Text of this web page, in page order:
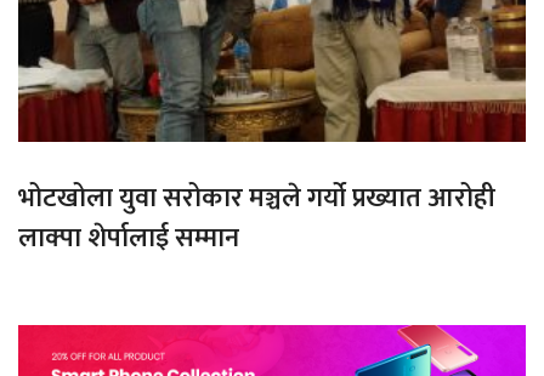
भोटखोला युवा सरोकार मञ्चले गर्यो प्रख्यात आरोही
लाक्पा शेर्पालाई सम्मान